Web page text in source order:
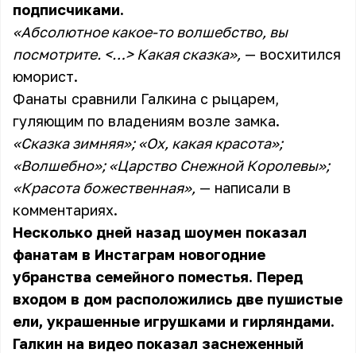
подписчиками.
«Абсолютное какое-то волшебство, вы
посмотрите. <…> Какая сказка», — восхитился
юморист.
Фанаты сравнили Галкина с рыцарем,
гуляющим по владениям возле замка.
«Сказка зимняя»; «Ох, какая красота»;
«Волшебно»; «Царство Снежной Королевы»;
«Красота божественная», — написали в
комментариях.
Несколько дней назад шоумен показал
фанатам в Инстаграм новогодние
убранства семейного поместья. Перед
входом в дом расположились две пушистые
ели, украшенные игрушками и гирляндами.
Галкин на видео показал заснеженный